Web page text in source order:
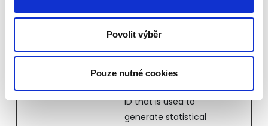
Povolit výběr
Pouze nutné cookies
Jméno PoskytovatelÚčel
doba
ID that is used to
generate statistical